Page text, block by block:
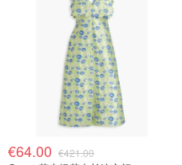
€64.00 €421.00